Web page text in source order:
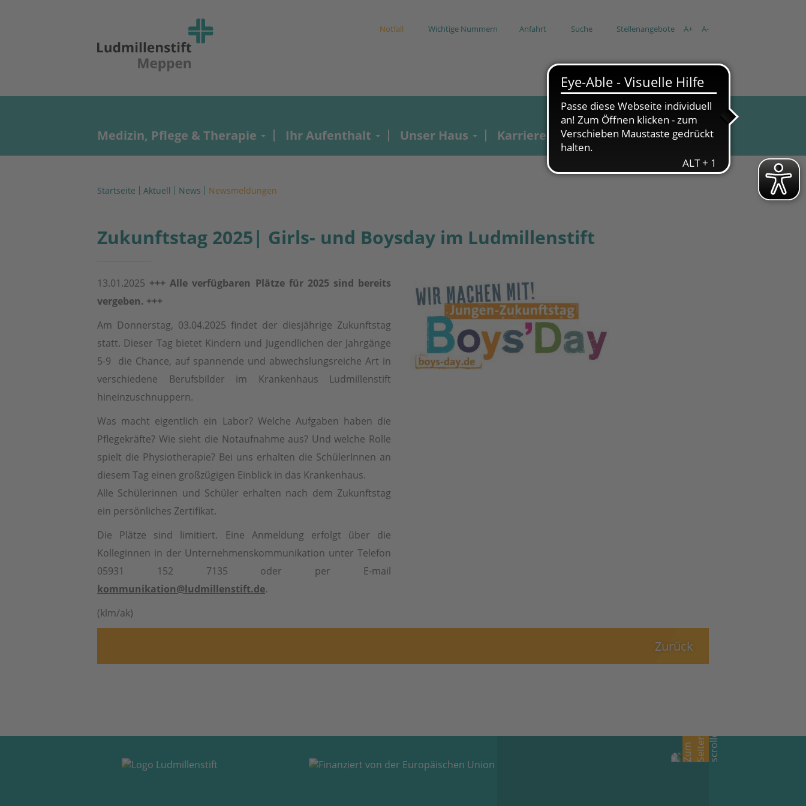
Notfall Wichtige Nummern Anfahrt Suche Stellenangebote A+ A-
Medizin, Pflege & Therapie Ihr Aufenthalt Unser Haus Karriere Aktuell
Startseite Aktuell News Newsmeldungen
Zukunftstag 2025| Girls- und Boysday im Ludmillenstift
13.01.2025 +++ Alle verfügbaren Plätze für 2025 sind bereits
vergeben. +++
Am Donnerstag, 03.04.2025 findet der diesjährige Zukunftstag
statt. Dieser Tag bietet Kindern und Jugendlichen der Jahrgänge
5-9 die Chance, auf spannende und abwechslungsreiche Art in
verschiedene Berufsbilder im Krankenhaus Ludmillenstift
hineinzuschnuppern.
Was macht eigentlich ein Labor? Welche Aufgaben haben die
Pflegekräfte? Wie sieht die Notaufnahme aus? Und welche Rolle
spielt die Physiotherapie? Bei uns erhalten die SchülerInnen an
diesem Tag einen großzügigen Einblick in das Krankenhaus.
Alle Schülerinnen und Schüler erhalten nach dem Zukunftstag
ein persönliches Zertifikat.
Die Plätze sind limitiert. Eine Anmeldung erfolgt über die
Kolleginnen in der Unternehmenskommunikation unter Telefon
05931 152 7135 oder per E-mail
kommunikation@ludmillenstift.de.
(klm/ak)
Zurück